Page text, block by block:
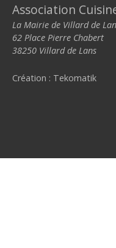
Association
La Mairie de Villard de
62 Place Pierre Chabert
38250 Villard de Lans
Création : Tekomatik